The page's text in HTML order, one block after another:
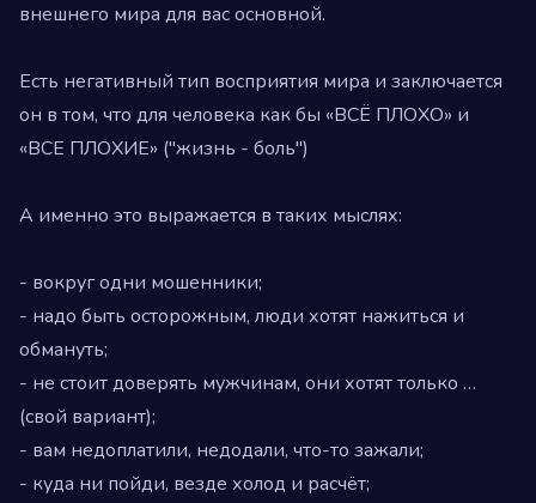
внешнего мира для вас основной.
Есть негативный тип восприятия мира и заключается
он в том, что для человека как бы «ВСЁ ПЛОХО» и
«ВСЕ ПЛОХИЕ» ("жизнь - боль")
А именно это выражается в таких мыслях:
- вокруг одни мошенники;
- надо быть осторожным, люди хотят нажиться и
обмануть;
- не стоит доверять мужчинам, они хотят только …
(свой вариант);
- вам недоплатили, недодали, что-то зажали;
- куда ни пойди, везде холод и расчёт;